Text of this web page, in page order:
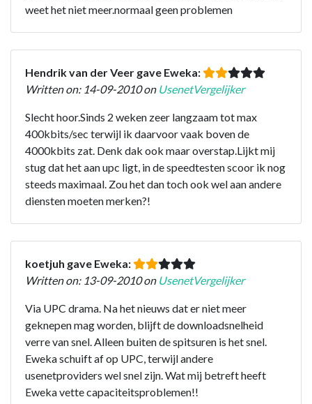
weet het niet meer.normaal geen problemen
Hendrik van der Veer gave Eweka:
Written on: 14-09-2010 on UsenetVergelijker
Slecht hoor.Sinds 2 weken zeer langzaam tot max
400kbits/sec terwijl ik daarvoor vaak boven de
4000kbits zat. Denk dak ook maar overstap.Lijkt mij
stug dat het aan upc ligt, in de speedtesten scoor ik nog
steeds maximaal. Zou het dan toch ook wel aan andere
diensten moeten merken?!
koetjuh gave Eweka:
Written on: 13-09-2010 on UsenetVergelijker
Via UPC drama. Na het nieuws dat er niet meer
geknepen mag worden, blijft de downloadsnelheid
verre van snel. Alleen buiten de spitsuren is het snel.
Eweka schuift af op UPC, terwijl andere
usenetproviders wel snel zijn. Wat mij betreft heeft
Eweka vette capaciteitsproblemen!!